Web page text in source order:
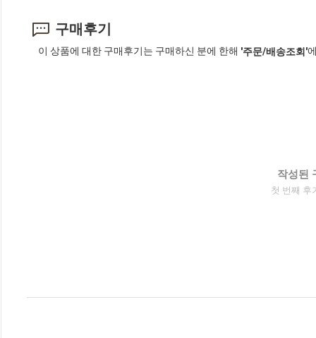
구매후기
이 상품에 대한 구매후기는 구매하신 분에 한해 '주문/배송조회'
작성된
첫 번째 후